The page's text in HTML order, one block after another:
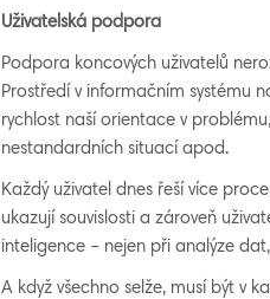
Uživatelská podpora
Podpora koncových uživatelů
Prostředí v informačním systému
rychlost naší orientace v
nestandardních situací apod.
Každý uživatel dnes řeší více
ukazují souvislosti a zároveň
inteligence – nejen při analýze
A když všechno selže, musí být v